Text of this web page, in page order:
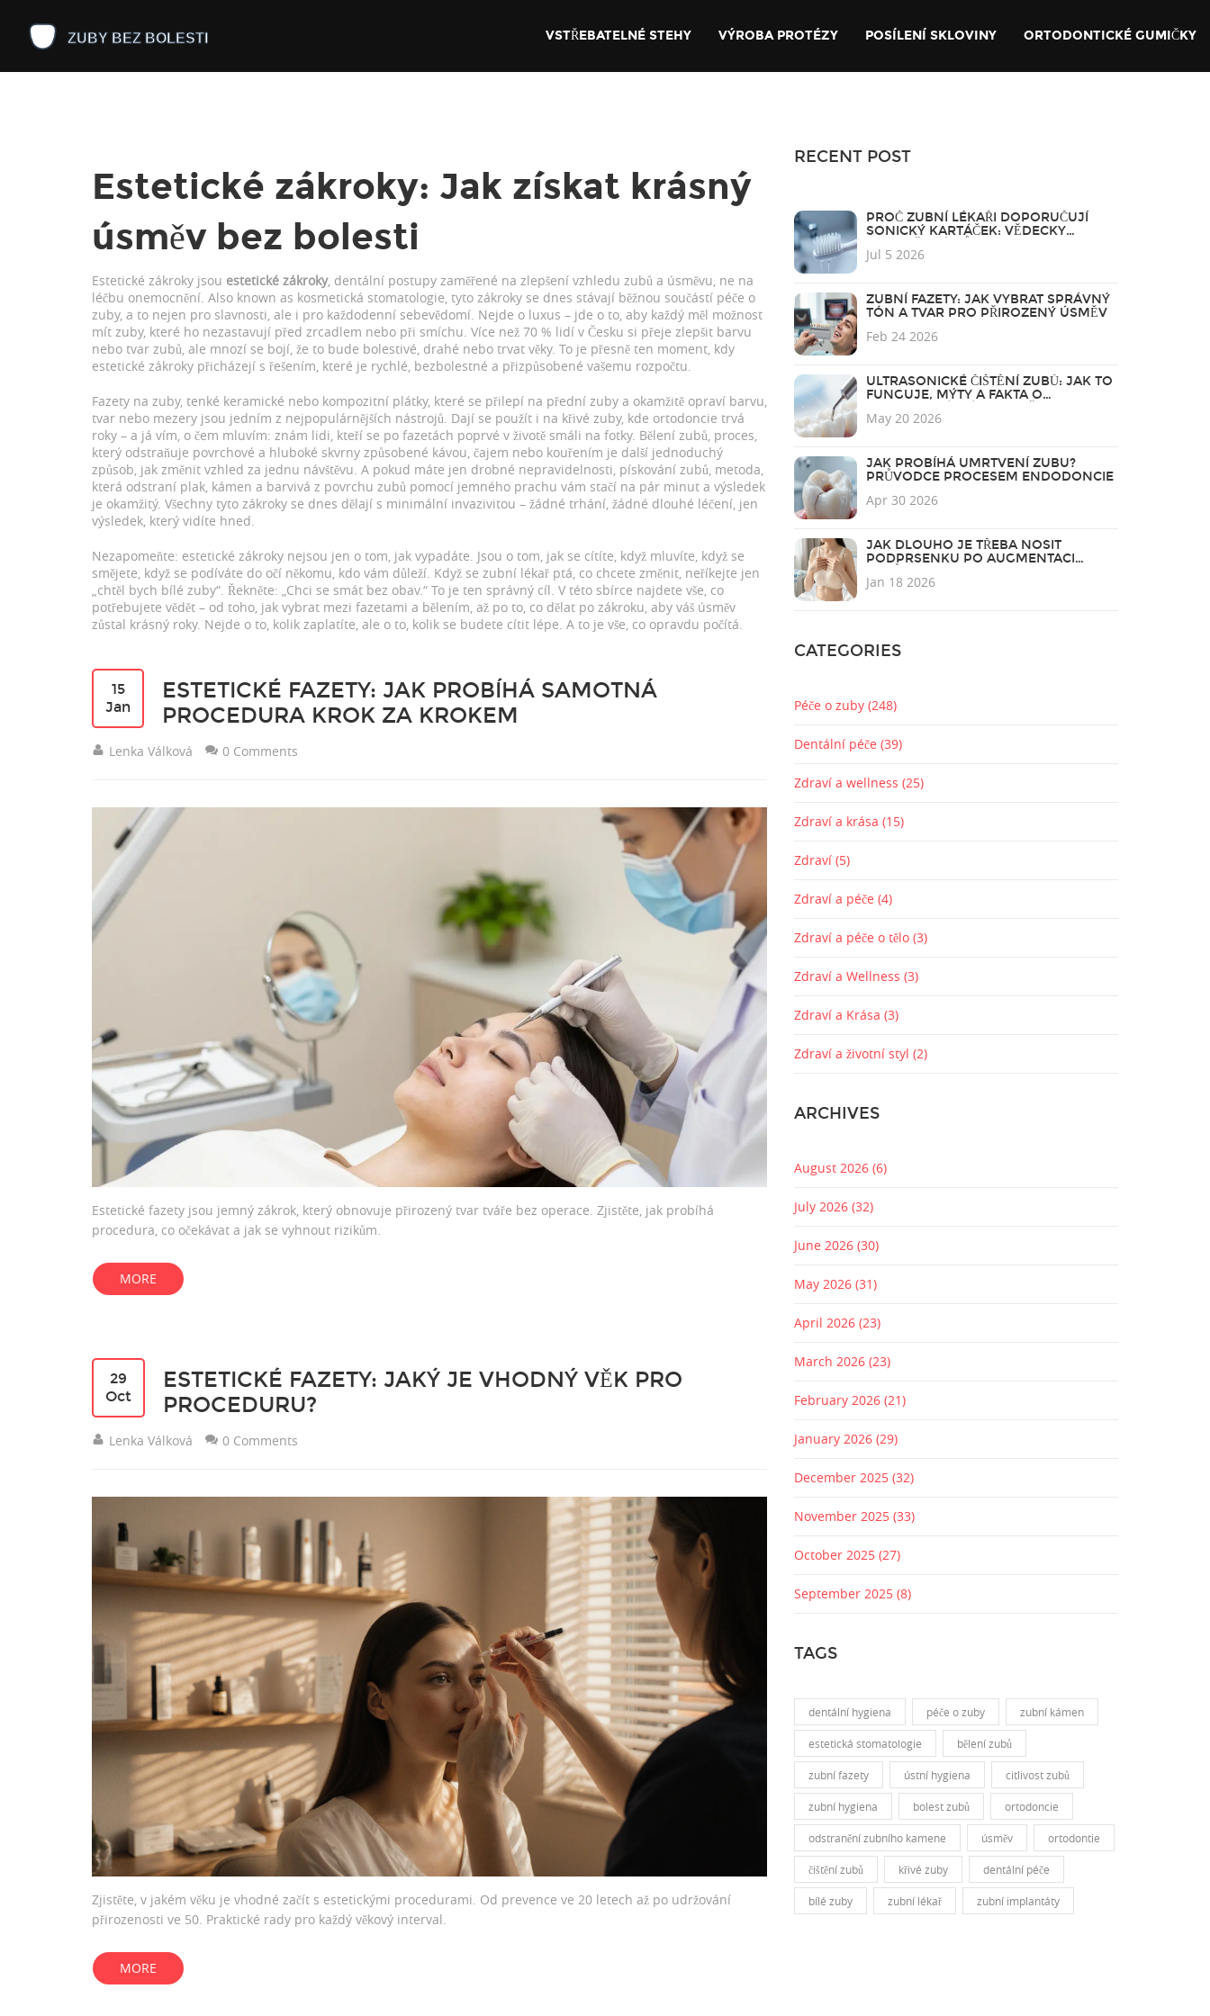
VSTŘEBATELNÉ STEHY VÝROBA PROTÉZY POSÍLENÍ SKLOVINY ORTODONTICKÉ GUMIČKY
Estetické zákroky: Jak získat krásný
úsměv bez bolesti
Estetické zákroky jsou estetické zákroky, dentální postupy zaměřené na zlepšení vzhledu zubů a úsměvu, ne na
léčbu onemocnění. Also known as kosmetická stomatologie, tyto zákroky se dnes stávají běžnou součástí péče o
zuby, a to nejen pro slavnosti, ale i pro každodenní sebevědomí. Nejde o luxus – jde o to, aby každý měl možnost
mít zuby, které ho nezastavují před zrcadlem nebo při smíchu. Více než 70 % lidí v Česku si přeje zlepšit barvu
nebo tvar zubů, ale mnozí se bojí, že to bude bolestivé, drahé nebo trvat věky. To je přesně ten moment, kdy
estetické zákroky přicházejí s řešením, které je rychlé, bezbolestné a přizpůsobené vašemu rozpočtu.
Fazety na zuby, tenké keramické nebo kompozitní plátky, které se přilepí na přední zuby a okamžitě opraví barvu,
tvar nebo mezery jsou jedním z nejpopulárnějších nástrojů. Dají se použít i na křivé zuby, kde ortodoncie trvá
roky – a já vím, o čem mluvím: znám lidi, kteří se po fazetách poprvé v životě smáli na fotky. Bělení zubů, proces,
který odstraňuje povrchové a hluboké skvrny způsobené kávou, čajem nebo kouřením je další jednoduchý
způsob, jak změnit vzhled za jednu návštěvu. A pokud máte jen drobné nepravidelnosti, pískování zubů, metoda,
která odstraní plak, kámen a barvivá z povrchu zubů pomocí jemného prachu vám stačí na pár minut a výsledek
je okamžitý. Všechny tyto zákroky se dnes dělají s minimální invazivitou – žádné trhání, žádné dlouhé léčení, jen
výsledek, který vidíte hned.
Nezapomeňte: estetické zákroky nejsou jen o tom, jak vypadáte. Jsou o tom, jak se cítíte, když mluvíte, když se
smějete, když se podíváte do očí někomu, kdo vám důleží. Když se zubní lékař ptá, co chcete změnit, neříkejte jen
„chtěl bych bílé zuby“. Řekněte: „Chci se smát bez obav.“ To je ten správný cíl. V této sbírce najdete vše, co
potřebujete vědět – od toho, jak vybrat mezi fazetami a bělením, až po to, co dělat po zákroku, aby váš úsměv
zůstal krásný roky. Nejde o to, kolik zaplatíte, ale o to, kolik se budete cítit lépe. A to je vše, co opravdu počítá.
15
Jan
ESTETICKÉ FAZETY: JAK PROBÍHÁ SAMOTNÁ
PROCEDURA KROK ZA KROKEM
Lenka Válková 0 Comments
Estetické fazety jsou jemný zákrok, který obnovuje přirozený tvar tváře bez operace. Zjistěte, jak probíhá
procedura, co očekávat a jak se vyhnout rizikům.
MORE
29
Oct
ESTETICKÉ FAZETY: JAKÝ JE VHODNÝ VĚK PRO
PROCEDURU?
Lenka Válková 0 Comments
Zjistěte, v jakém věku je vhodné začít s estetickými procedurami. Od prevence ve 20 letech až po udržování
přirozenosti ve 50. Praktické rady pro každý věkový interval.
MORE
RECENT POST
PROČ ZUBNÍ LÉKAŘI DOPORUČUJÍ
SONICKÝ KARTÁČEK: VĚDECKY
Jul 5 2026
ZUBNÍ FAZETY: JAK VYBRAT SPRÁVNÝ
TÓN A TVAR PRO PŘIROZENÝ ÚSMĚV
Feb 24 2026
ULTRASONICKÉ ČIŠTĚNÍ ZUBŮ: JAK TO
FUNGUJE, MÝTY A FAKTA O
May 20 2026
JAK PROBÍHÁ UMRTVENÍ ZUBU?
PRŮVODCE PROCESEM ENDODONCIE
Apr 30 2026
JAK DLOUHO JE TŘEBA NOSIT
PODPRSENKU PO AUGMENTACI
Jan 18 2026
CATEGORIES
Péče o zuby (248)
Dentální péče (39)
Zdraví a wellness (25)
Zdraví a krása (15)
Zdraví (5)
Zdraví a péče (4)
Zdraví a péče o tělo (3)
Zdraví a Wellness (3)
Zdraví a Krása (3)
Zdraví a životní styl (2)
ARCHIVES
August 2026 (6)
July 2026 (32)
June 2026 (30)
May 2026 (31)
April 2026 (23)
March 2026 (23)
February 2026 (21)
January 2026 (29)
December 2025 (32)
November 2025 (33)
October 2025 (27)
September 2025 (8)
TAGS
dentální hygiena péče o zuby zubní kámen
estetická stomatologie bělení zubů
zubní fazety ústní hygiena citlivost zubů
zubní hygiena bolest zubů ortodoncie
odstranění zubního kamene úsměv ortodontie
čištění zubů křivé zuby dentální péče
bílé zuby zubní lékař zubní implantáty